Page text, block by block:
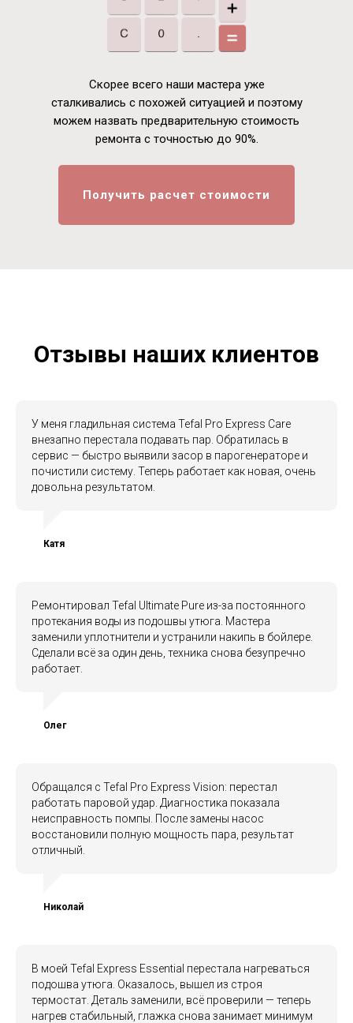
Скорее всего наши мастера уже
сталкивались с похожей ситуацией и поэтому
можем назвать предварительную стоимость
ремонта с точностью до 90%.
Получить расчет стоимости
Отзывы наших клиентов
У меня гладильная система Tefal Pro Express Care
внезапно перестала подавать пар. Обратилась в
сервис — быстро выявили засор в парогенераторе и
почистили систему. Теперь работает как новая, очень
довольна результатом.
Катя
Ремонтировал Tefal Ultimate Pure из-за постоянного
протекания воды из подошвы утюга. Мастера
заменили уплотнители и устранили накипь в бойлере.
Сделали всё за один день, техника снова безупречно
работает.
Олег
Обращался с Tefal Pro Express Vision: перестал
работать паровой удар. Диагностика показала
неисправность помпы. После замены насос
восстановили полную мощность пара, результат
отличный.
Николай
В моей Tefal Express Essential перестала нагреваться
подошва утюга. Оказалось, вышел из строя
термостат. Деталь заменили, всё проверили — теперь
нагрев стабильный, глажка снова занимает минимум